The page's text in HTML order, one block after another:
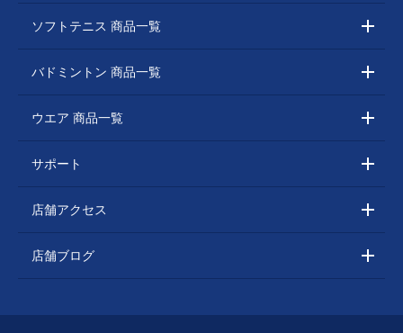
ソフトテニス 商品一覧
バドミントン 商品一覧
ウエア 商品一覧
サポート
店舗アクセス
店舗ブログ